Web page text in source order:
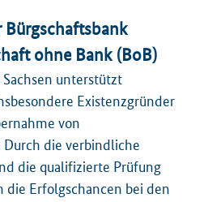
Bürgschaftsbank
ohne Bank (BoB)
Sachsen unterstützt
Existenzgründer
von
die verbindliche
die qualifizierte Prüfung
die Erfolgschancen bei den